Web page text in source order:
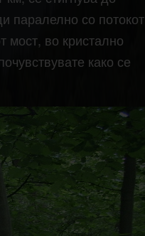
паралелно со потокот
мост, во кристално
како се